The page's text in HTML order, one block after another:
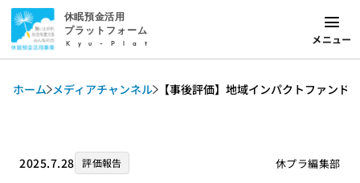
休眠預金活用
プラットフォーム
Kyu-Plat メニュー
ホーム メディアチャンネル 【事後評価】地域インパクトファン
2025.7.28 評価報告 休プラ編集部